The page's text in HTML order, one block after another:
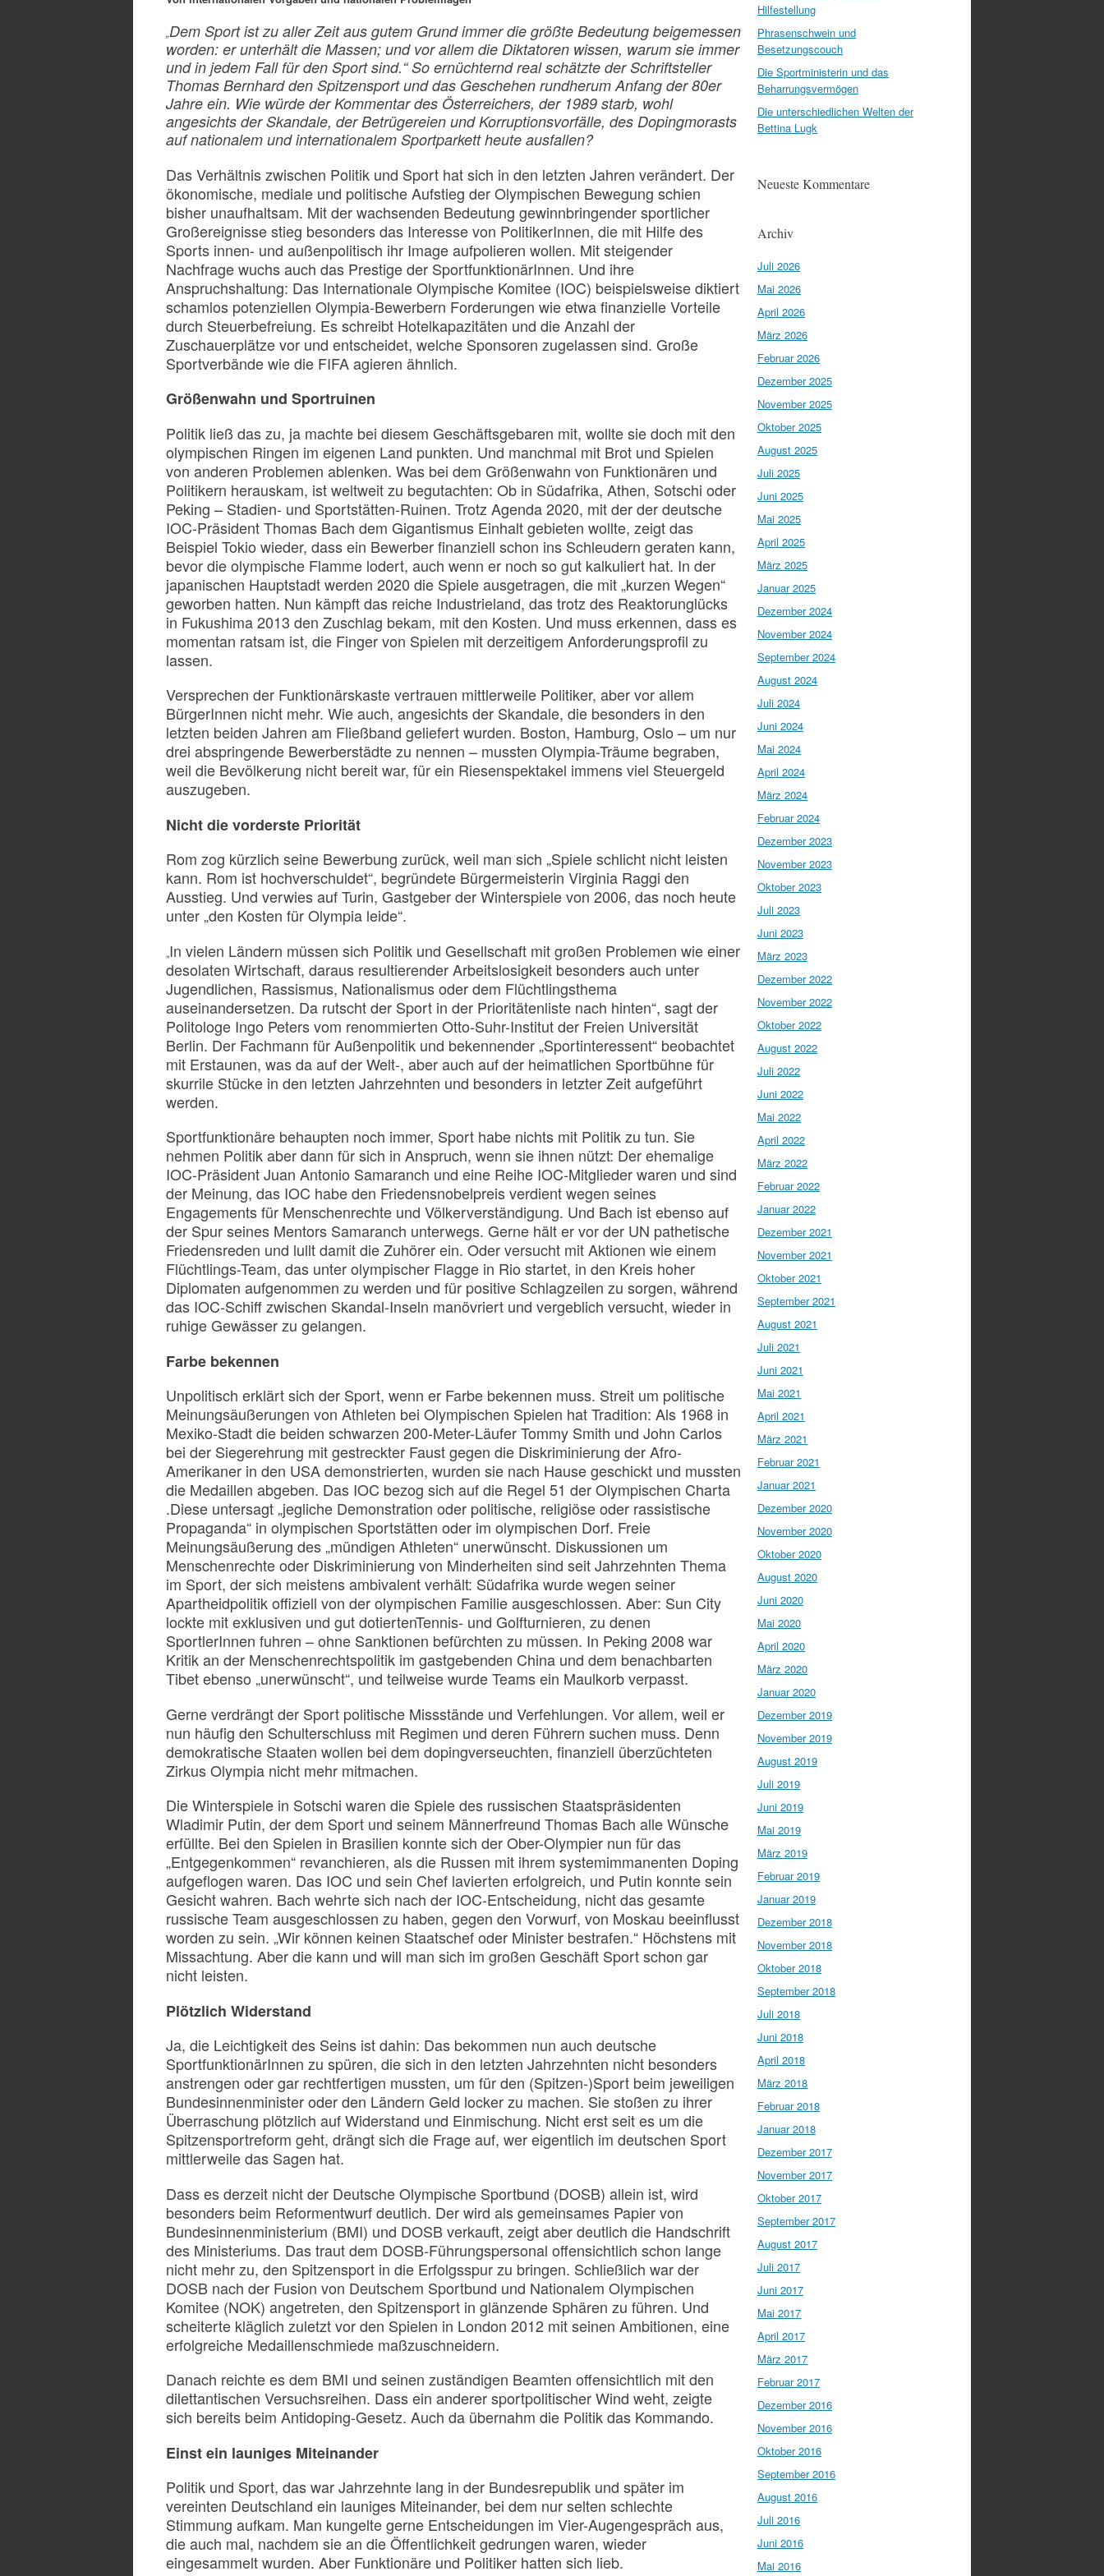
„Dem Sport ist zu aller Zeit aus gutem Grund immer die größte Bedeutung beigemessen
worden: er unterhält die Massen; und vor allem die Diktatoren wissen, warum sie immer
und in jedem Fall für den Sport sind.“ So ernüchternd real schätzte der Schriftsteller
Thomas Bernhard den Spitzensport und das Geschehen rundherum Anfang der 80er
Jahre ein. Wie würde der Kommentar des Österreichers, der 1989 starb, wohl
angesichts der Skandale, der Betrügereien und Korruptionsvorfälle, des Dopingmorasts
auf nationalem und internationalem Sportparkett heute ausfallen?
Das Verhältnis zwischen Politik und Sport hat sich in den letzten Jahren verändert. Der
ökonomische, mediale und politische Aufstieg der Olympischen Bewegung schien
bisher unaufhaltsam. Mit der wachsenden Bedeutung gewinnbringender sportlicher
Großereignisse stieg besonders das Interesse von PolitikerInnen, die mit Hilfe des
Sports innen- und außenpolitisch ihr Image aufpolieren wollen. Mit steigender
Nachfrage wuchs auch das Prestige der SportfunktionärInnen. Und ihre
Anspruchshaltung: Das Internationale Olympische Komitee (IOC) beispielsweise diktiert
schamlos potenziellen Olympia-Bewerbern Forderungen wie etwa finanzielle Vorteile
durch Steuerbefreiung. Es schreibt Hotelkapazitäten und die Anzahl der
Zuschauerplätze vor und entscheidet, welche Sponsoren zugelassen sind. Große
Sportverbände wie die FIFA agieren ähnlich.
Größenwahn und Sportruinen
Politik ließ das zu, ja machte bei diesem Geschäftsgebaren mit, wollte sie doch mit den
olympischen Ringen im eigenen Land punkten. Und manchmal mit Brot und Spielen
von anderen Problemen ablenken. Was bei dem Größenwahn von Funktionären und
Politikern herauskam, ist weltweit zu begutachten: Ob in Südafrika, Athen, Sotschi oder
Peking – Stadien- und Sportstätten-Ruinen. Trotz Agenda 2020, mit der der deutsche
IOC-Präsident Thomas Bach dem Gigantismus Einhalt gebieten wollte, zeigt das
Beispiel Tokio wieder, dass ein Bewerber finanziell schon ins Schleudern geraten kann,
bevor die olympische Flamme lodert, auch wenn er noch so gut kalkuliert hat. In der
japanischen Hauptstadt werden 2020 die Spiele ausgetragen, die mit „kurzen Wegen“
geworben hatten. Nun kämpft das reiche Industrieland, das trotz des Reaktorunglücks
in Fukushima 2013 den Zuschlag bekam, mit den Kosten. Und muss erkennen, dass es
momentan ratsam ist, die Finger von Spielen mit derzeitigem Anforderungsprofil zu
lassen.
Versprechen der Funktionärskaste vertrauen mittlerweile Politiker, aber vor allem
BürgerInnen nicht mehr. Wie auch, angesichts der Skandale, die besonders in den
letzten beiden Jahren am Fließband geliefert wurden. Boston, Hamburg, Oslo – um nur
drei abspringende Bewerberstädte zu nennen – mussten Olympia-Träume begraben,
weil die Bevölkerung nicht bereit war, für ein Riesenspektakel immens viel Steuergeld
auszugeben.
Nicht die vorderste Priorität
Rom zog kürzlich seine Bewerbung zurück, weil man sich „Spiele schlicht nicht leisten
kann. Rom ist hochverschuldet“, begründete Bürgermeisterin Virginia Raggi den
Ausstieg. Und verwies auf Turin, Gastgeber der Winterspiele von 2006, das noch heute
unter „den Kosten für Olympia leide“.
„In vielen Ländern müssen sich Politik und Gesellschaft mit großen Problemen wie einer
desolaten Wirtschaft, daraus resultierender Arbeitslosigkeit besonders auch unter
Jugendlichen, Rassismus, Nationalismus oder dem Flüchtlingsthema
auseinandersetzen. Da rutscht der Sport in der Prioritätenliste nach hinten“, sagt der
Politologe Ingo Peters vom renommierten Otto-Suhr-Institut der Freien Universität
Berlin. Der Fachmann für Außenpolitik und bekennender „Sportinteressent“ beobachtet
mit Erstaunen, was da auf der Welt-, aber auch auf der heimatlichen Sportbühne für
skurrile Stücke in den letzten Jahrzehnten und besonders in letzter Zeit aufgeführt
werden.
Sportfunktionäre behaupten noch immer, Sport habe nichts mit Politik zu tun. Sie
nehmen Politik aber dann für sich in Anspruch, wenn sie ihnen nützt: Der ehemalige
IOC-Präsident Juan Antonio Samaranch und eine Reihe IOC-Mitglieder waren und sind
der Meinung, das IOC habe den Friedensnobelpreis verdient wegen seines
Engagements für Menschenrechte und Völkerverständigung. Und Bach ist ebenso auf
der Spur seines Mentors Samaranch unterwegs. Gerne hält er vor der UN pathetische
Friedensreden und lullt damit die Zuhörer ein. Oder versucht mit Aktionen wie einem
Flüchtlings-Team, das unter olympischer Flagge in Rio startet, in den Kreis hoher
Diplomaten aufgenommen zu werden und für positive Schlagzeilen zu sorgen, während
das IOC-Schiff zwischen Skandal-Inseln manövriert und vergeblich versucht, wieder in
ruhige Gewässer zu gelangen.
Farbe bekennen
Unpolitisch erklärt sich der Sport, wenn er Farbe bekennen muss. Streit um politische
Meinungsäußerungen von Athleten bei Olympischen Spielen hat Tradition: Als 1968 in
Mexiko-Stadt die beiden schwarzen 200-Meter-Läufer Tommy Smith und John Carlos
bei der Siegerehrung mit gestreckter Faust gegen die Diskriminierung der Afro-
Amerikaner in den USA demonstrierten, wurden sie nach Hause geschickt und mussten
die Medaillen abgeben. Das IOC bezog sich auf die Regel 51 der Olympischen Charta
.Diese untersagt „jegliche Demonstration oder politische, religiöse oder rassistische
Propaganda“ in olympischen Sportstätten oder im olympischen Dorf. Freie
Meinungsäußerung des „mündigen Athleten“ unerwünscht. Diskussionen um
Menschenrechte oder Diskriminierung von Minderheiten sind seit Jahrzehnten Thema
im Sport, der sich meistens ambivalent verhält: Südafrika wurde wegen seiner
Apartheidpolitik offiziell von der olympischen Familie ausgeschlossen. Aber: Sun City
lockte mit exklusiven und gut dotiertenTennis- und Golfturnieren, zu denen
SportlerInnen fuhren – ohne Sanktionen befürchten zu müssen. In Peking 2008 war
Kritik an der Menschenrechtspolitik im gastgebenden China und dem benachbarten
Tibet ebenso „unerwünscht“, und teilweise wurde Teams ein Maulkorb verpasst.
Gerne verdrängt der Sport politische Missstände und Verfehlungen. Vor allem, weil er
nun häufig den Schulterschluss mit Regimen und deren Führern suchen muss. Denn
demokratische Staaten wollen bei dem dopingverseuchten, finanziell überzüchteten
Zirkus Olympia nicht mehr mitmachen.
Die Winterspiele in Sotschi waren die Spiele des russischen Staatspräsidenten
Wladimir Putin, der dem Sport und seinem Männerfreund Thomas Bach alle Wünsche
erfüllte. Bei den Spielen in Brasilien konnte sich der Ober-Olympier nun für das
„Entgegenkommen“ revanchieren, als die Russen mit ihrem systemimmanenten Doping
aufgeflogen waren. Das IOC und sein Chef lavierten erfolgreich, und Putin konnte sein
Gesicht wahren. Bach wehrte sich nach der IOC-Entscheidung, nicht das gesamte
russische Team ausgeschlossen zu haben, gegen den Vorwurf, von Moskau beeinflusst
worden zu sein. „Wir können keinen Staatschef oder Minister bestrafen.“ Höchstens mit
Missachtung. Aber die kann und will man sich im großen Geschäft Sport schon gar
nicht leisten.
Plötzlich Widerstand
Ja, die Leichtigkeit des Seins ist dahin: Das bekommen nun auch deutsche
SportfunktionärInnen zu spüren, die sich in den letzten Jahrzehnten nicht besonders
anstrengen oder gar rechtfertigen mussten, um für den (Spitzen-)Sport beim jeweiligen
Bundesinnenminister oder den Ländern Geld locker zu machen. Sie stoßen zu ihrer
Überraschung plötzlich auf Widerstand und Einmischung. Nicht erst seit es um die
Spitzensportreform geht, drängt sich die Frage auf, wer eigentlich im deutschen Sport
mittlerweile das Sagen hat.
Dass es derzeit nicht der Deutsche Olympische Sportbund (DOSB) allein ist, wird
besonders beim Reformentwurf deutlich. Der wird als gemeinsames Papier von
Bundesinnenministerium (BMI) und DOSB verkauft, zeigt aber deutlich die Handschrift
des Ministeriums. Das traut dem DOSB-Führungspersonal offensichtlich schon lange
nicht mehr zu, den Spitzensport in die Erfolgsspur zu bringen. Schließlich war der
DOSB nach der Fusion von Deutschem Sportbund und Nationalem Olympischen
Komitee (NOK) angetreten, den Spitzensport in glänzende Sphären zu führen. Und
scheiterte kläglich zuletzt vor den Spielen in London 2012 mit seinen Ambitionen, eine
erfolgreiche Medaillenschmiede maßzuschneidern.
Danach reichte es dem BMI und seinen zuständigen Beamten offensichtlich mit den
dilettantischen Versuchsreihen. Dass ein anderer sportpolitischer Wind weht, zeigte
sich bereits beim Antidoping-Gesetz. Auch da übernahm die Politik das Kommando.
Einst ein launiges Miteinander
Politik und Sport, das war Jahrzehnte lang in der Bundesrepublik und später im
vereinten Deutschland ein launiges Miteinander, bei dem nur selten schlechte
Stimmung aufkam. Man kungelte gerne Entscheidungen im Vier-Augengespräch aus,
die auch mal, nachdem sie an die Öffentlichkeit gedrungen waren, wieder
eingesammelt wurden. Aber Funktionäre und Politiker hatten sich lieb.
Hilfestellung
Phrasenschwein und
Besetzungscouch
Die Sportministerin und das
Beharrungsvermögen
Die unterschiedlichen Welten der
Bettina Lugk
Neueste Kommentare
Archiv
Juli 2026
Mai 2026
April 2026
März 2026
Februar 2026
Dezember 2025
November 2025
Oktober 2025
August 2025
Juli 2025
Juni 2025
Mai 2025
April 2025
März 2025
Januar 2025
Dezember 2024
November 2024
September 2024
August 2024
Juli 2024
Juni 2024
Mai 2024
April 2024
März 2024
Februar 2024
Dezember 2023
November 2023
Oktober 2023
Juli 2023
Juni 2023
März 2023
Dezember 2022
November 2022
Oktober 2022
August 2022
Juli 2022
Juni 2022
Mai 2022
April 2022
März 2022
Februar 2022
Januar 2022
Dezember 2021
November 2021
Oktober 2021
September 2021
August 2021
Juli 2021
Juni 2021
Mai 2021
April 2021
März 2021
Februar 2021
Januar 2021
Dezember 2020
November 2020
Oktober 2020
August 2020
Juni 2020
Mai 2020
April 2020
März 2020
Januar 2020
Dezember 2019
November 2019
August 2019
Juli 2019
Juni 2019
Mai 2019
März 2019
Februar 2019
Januar 2019
Dezember 2018
November 2018
Oktober 2018
September 2018
Juli 2018
Juni 2018
April 2018
März 2018
Februar 2018
Januar 2018
Dezember 2017
November 2017
Oktober 2017
September 2017
August 2017
Juli 2017
Juni 2017
Mai 2017
April 2017
März 2017
Februar 2017
Dezember 2016
November 2016
Oktober 2016
September 2016
August 2016
Juli 2016
Juni 2016
Mai 2016